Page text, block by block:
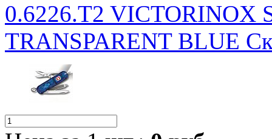
0.6226.T2 VICTORINOX
TRANSPARENT BLUE